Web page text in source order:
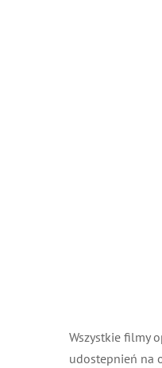
Wszystkie filmy
udostepnień na